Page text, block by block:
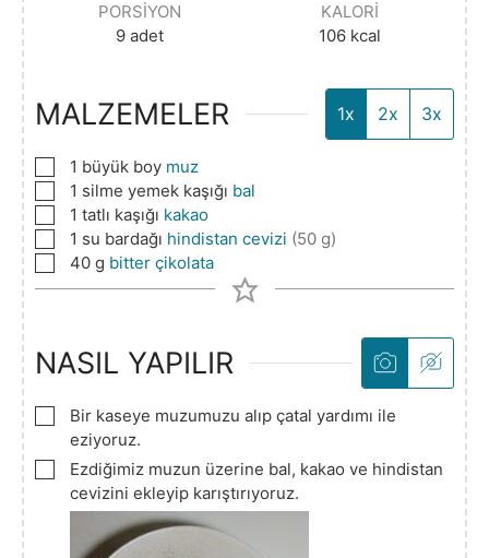
PORSIYON
9 adet
KALORI
106 kcal
MALZEMELER 1x 2x 3x
▢1 büyük boy muz
▢1 silme yemek kaşığı bal
▢1 tatlı kaşığı kakao
▢1 su bardağı hindistan cevizi (50 g)
▢
40 g bitter çikolata
NASIL YAPILIR
▢
Bir kaseye muzumuzu alıp çatal yardımı ile
eziyoruz.
▢
Ezdiğimiz muzun üzerine bal, kakao ve hindistan
cevizini ekleyip karıştırıyoruz.